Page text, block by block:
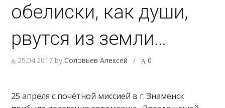
обелиски, как души,
рвутся из земли…
25.04.2017 byСоловьев Алексей / 0
25 апреля с почётной миссией в г. Знаменск